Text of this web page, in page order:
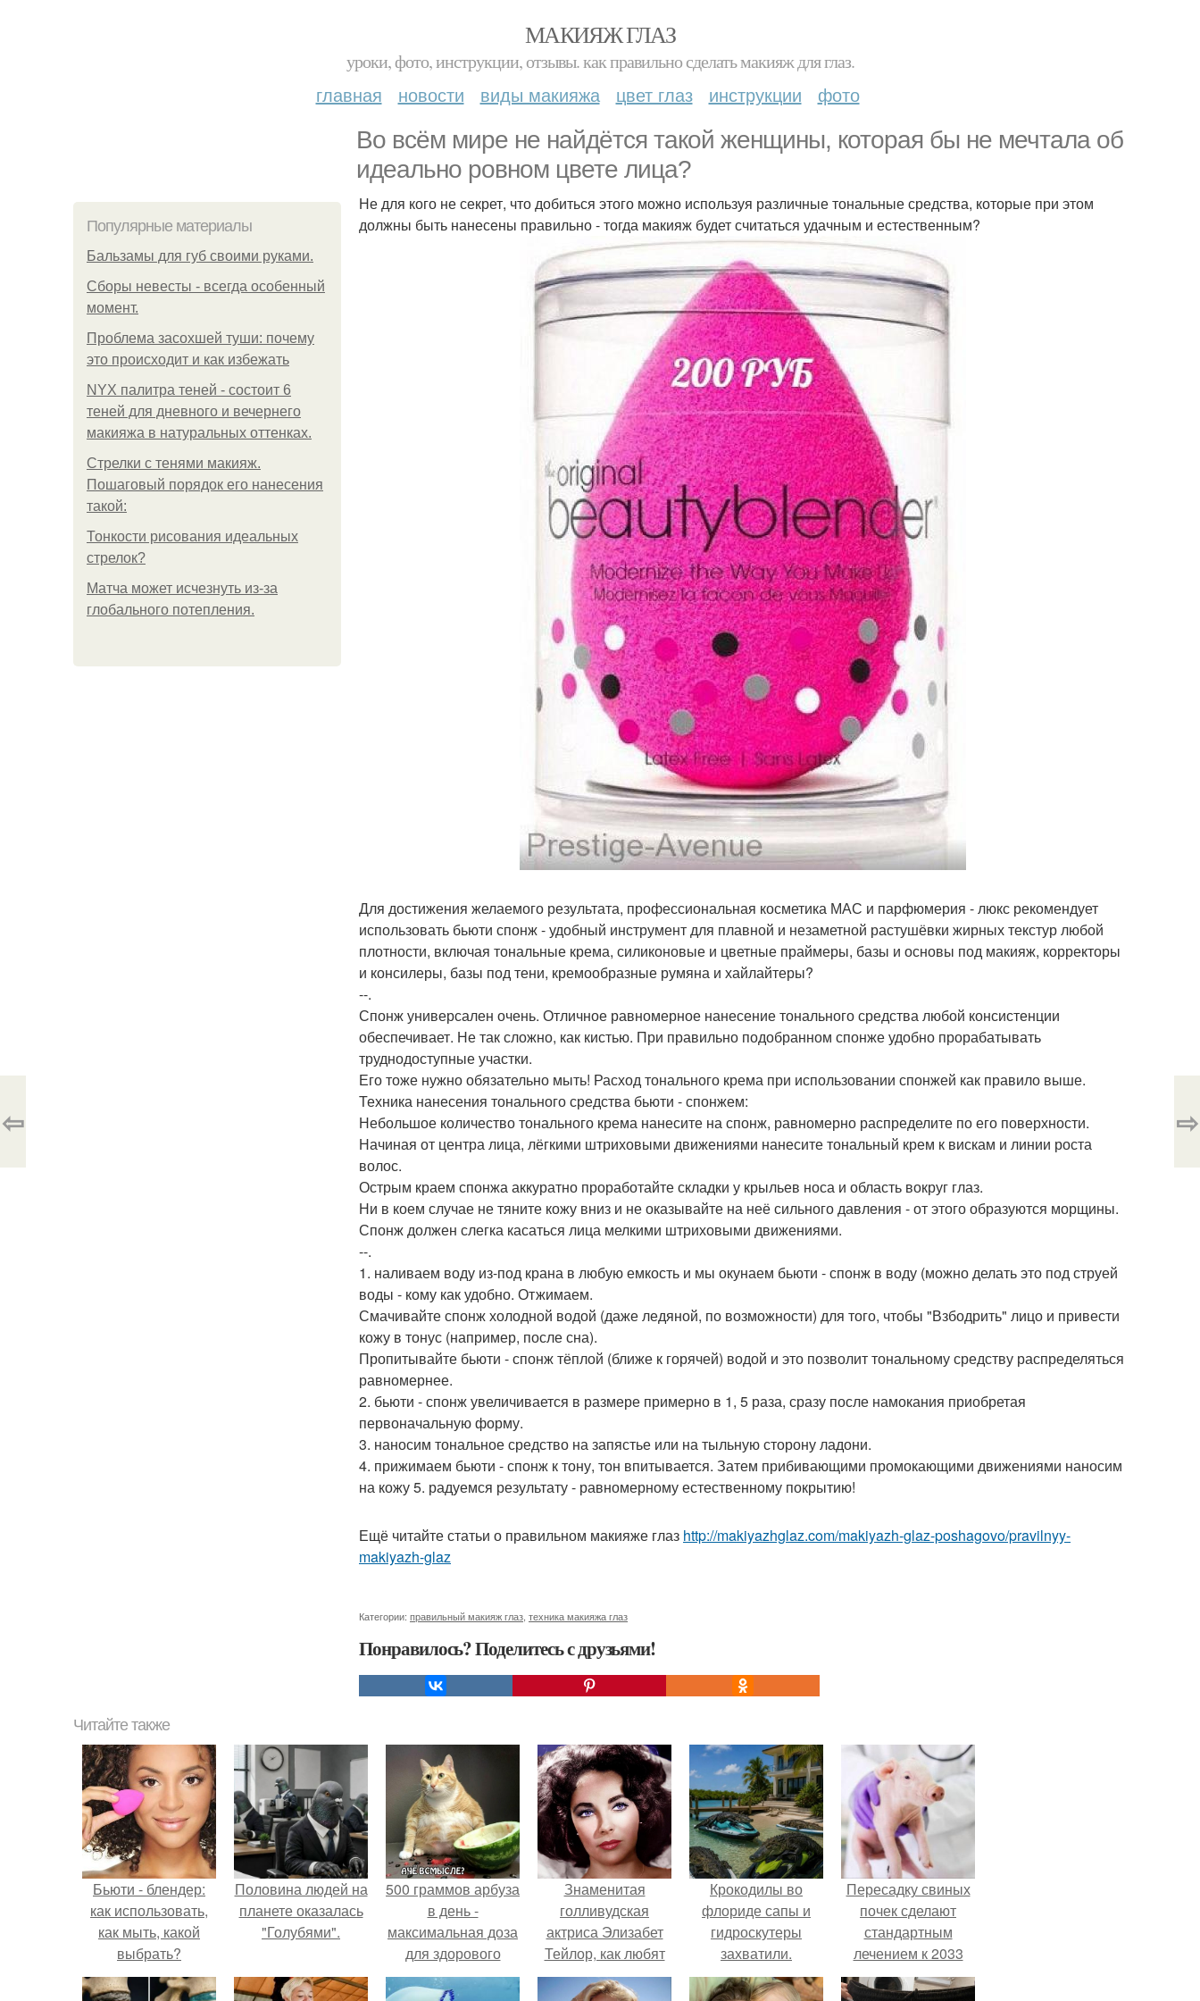
МАКИЯЖ ГЛАЗ
уроки, фото, инструкции, отзывы. как правильно сделать макияж для глаз.
главная новости виды макияжа цвет глаз инструкции фото
Во всём мире не найдётся такой женщины, которая бы не мечтала об
идеально ровном цвете лица?
Популярные материалы
Бальзамы для губ своими руками.
Сборы невесты - всегда особенный
момент.
Проблема засохшей туши: почему
это происходит и как избежать
NYX палитра теней - состоит 6
теней для дневного и вечернего
макияжа в натуральных оттенках.
Стрелки с тенями макияж.
Пошаговый порядок его нанесения
такой:
Тонкости рисования идеальных
стрелок?
Матча может исчезнуть из-за
глобального потепления.
Не для кого не секрет, что добиться этого можно используя различные тональные средства, которые при этом
должны быть нанесены правильно - тогда макияж будет считаться удачным и естественным?
Для достижения желаемого результата, профессиональная косметика МАС и парфюмерия - люкс рекомендует
использовать бьюти спонж - удобный инструмент для плавной и незаметной растушёвки жирных текстур любой
плотности, включая тональные крема, силиконовые и цветные праймеры, базы и основы под макияж, корректоры
и консилеры, базы под тени, кремообразные румяна и хайлайтеры?
--.
Спонж универсален очень. Отличное равномерное нанесение тонального средства любой консистенции
обеспечивает. Не так сложно, как кистью. При правильно подобранном спонже удобно прорабатывать
труднодоступные участки.
Его тоже нужно обязательно мыть! Расход тонального крема при использовании спонжей как правило выше.
Техника нанесения тонального средства бьюти - спонжем:
Небольшое количество тонального крема нанесите на спонж, равномерно распределите по его поверхности.
Начиная от центра лица, лёгкими штриховыми движениями нанесите тональный крем к вискам и линии роста
волос.
Острым краем спонжа аккуратно проработайте складки у крыльев носа и область вокруг глаз.
Ни в коем случае не тяните кожу вниз и не оказывайте на неё сильного давления - от этого образуются морщины.
Спонж должен слегка касаться лица мелкими штриховыми движениями.
--.
1. наливаем воду из-под крана в любую емкость и мы окунаем бьюти - спонж в воду (можно делать это под струей
воды - кому как удобно. Отжимаем.
Смачивайте спонж холодной водой (даже ледяной, по возможности) для того, чтобы "Взбодрить" лицо и привести
кожу в тонус (например, после сна).
Пропитывайте бьюти - спонж тёплой (ближе к горячей) водой и это позволит тональному средству распределяться
равномернее.
2. бьюти - спонж увеличивается в размере примерно в 1, 5 раза, сразу после намокания приобретая
первоначальную форму.
3. наносим тональное средство на запястье или на тыльную сторону ладони.
4. прижимаем бьюти - спонж к тону, тон впитывается. Затем прибивающими промокающими движениями наносим
на кожу 5. радуемся результату - равномерному естественному покрытию!
Ещё читайте статьи о правильном макияже глаз http://makiyazhglaz.com/makiyazh-glaz-poshagovo/pravilnyy-
makiyazh-glaz
Категории: правильный макияж глаз техника макияжа глаз
Понравилось? Поделитесь с друзьями!
⇦ ⇨
Читайте также
Бьюти - блендер:
как использовать,
как мыть, какой
выбрать?
Половина людей на
планете оказалась
"Голубями".
500 граммов арбуза
в день -
максимальная доза
для здорового
взрослого,
предупредили
Знаменитая
голливудская
актриса Элизабет
Тейлор, как любят
писать некоторые
развлекательные
Крокодилы во
флориде сапы и
гидроскутеры
захватили.
Пересадку свиных
почек сделают
стандартным
лечением к 2033
году в Японии.